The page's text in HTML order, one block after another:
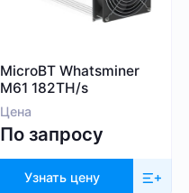
MicroBT Whatsminer
M61 182TH/s
Цена
По запросу
Узнать цену